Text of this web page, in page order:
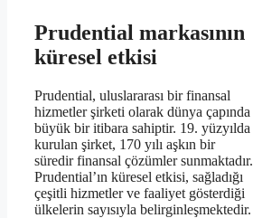
Prudential markasının
küresel etkisi
Prudential, uluslararası bir finansal
hizmetler şirketi olarak dünya çapında
büyük bir itibara sahiptir. 19. yüzyılda
kurulan şirket, 170 yılı aşkın bir
süredir finansal çözümler sunmaktadır.
Prudential’ın küresel etkisi, sağladığı
çeşitli hizmetler ve faaliyet gösterdiği
ülkelerin sayısıyla belirginleşmektedir.